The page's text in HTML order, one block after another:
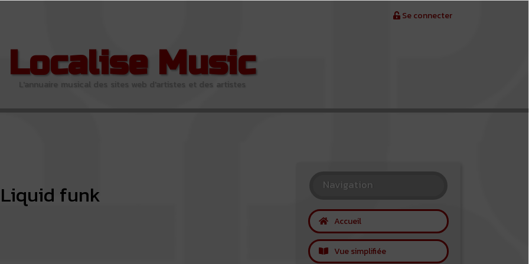
Se connecter
Localise Music
L'annuaire musical des sites web d'artistes et des artistes
Liquid funk Navigation
Accueil
Vue simplifiée